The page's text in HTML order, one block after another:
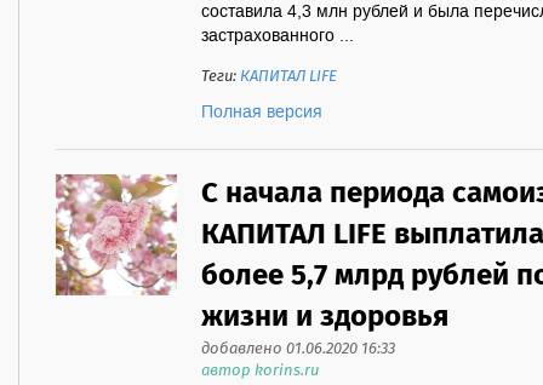
составила 4,3 млн рублей и была
застрахованного ...
Теги:КАПИТАЛ LIFE
Полная версия
С начала периода
КАПИТАЛ LIFE
более 5,7 млрд рублей
жизни и здоровья
добавлено 01.06.2020 16:33
автор korins.ru